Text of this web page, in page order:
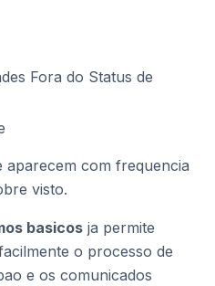
Fora do Status de
aparecem com frequencia
visto.
basicos ja permite
o processo de
e os comunicados